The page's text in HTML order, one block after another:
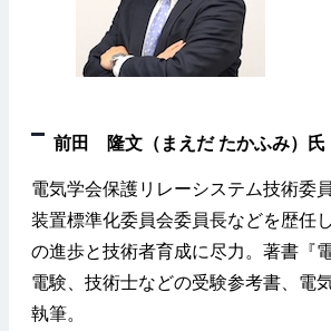
前田 隆文（まえだ たかふみ）氏
電気学会保護リレーシステム技術委
装置標準化委員会委員長などを歴任
の進歩と技術者育成に尽力。著書『
電験、技術士などの受験参考書、電
執筆。